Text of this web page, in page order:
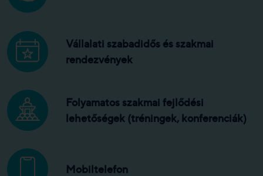
Vállalati szabadidős és szakmai
rendezvények
Folyamatos szakmai fejlődési
lehetőségek (tréningek, konferenciák)
Mobiltelefon